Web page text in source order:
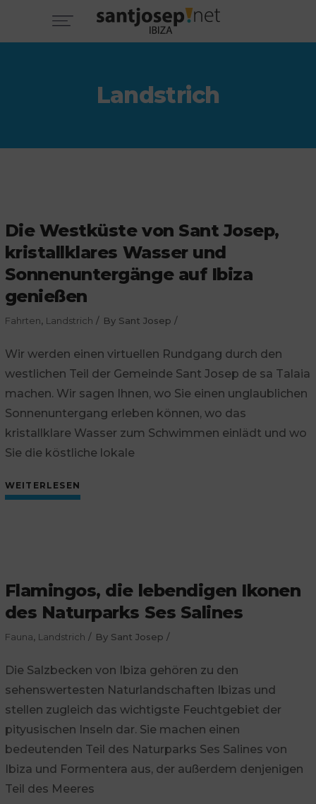
Landstrich
Die Westküste von Sant Josep,
kristallklares Wasser und
Sonnenuntergänge auf Ibiza
genießen
Fahrten, Landstrich By Sant Josep
Wir werden einen virtuellen Rundgang durch den
westlichen Teil der Gemeinde Sant Josep de sa Talaia
machen. Wir sagen Ihnen, wo Sie einen unglaublichen
Sonnenuntergang erleben können, wo das
kristallklare Wasser zum Schwimmen einlädt und wo
Sie die köstliche lokale
WEITERLESEN
Flamingos, die lebendigen Ikonen
des Naturparks Ses Salines
Fauna, Landstrich By Sant Josep
Die Salzbecken von Ibiza gehören zu den
sehenswertesten Naturlandschaften Ibizas und
stellen zugleich das wichtigste Feuchtgebiet der
pityusischen Inseln dar. Sie machen einen
bedeutenden Teil des Naturparks Ses Salines von
Ibiza und Formentera aus, der außerdem denjenigen
Teil des Meeres